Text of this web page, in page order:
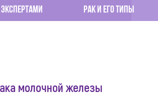
Рак и его типы
молочной железы